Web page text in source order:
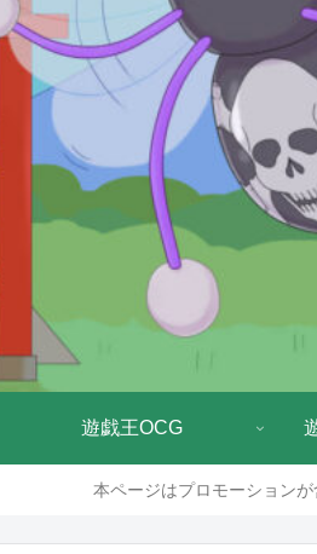
遊戯王OCG
本ページはプロモーションが